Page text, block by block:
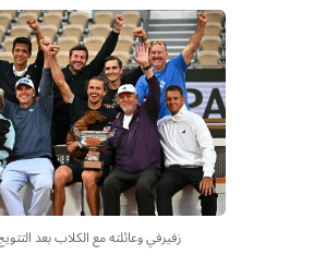
زفيرفي وعائلته مع الكلاب بعد